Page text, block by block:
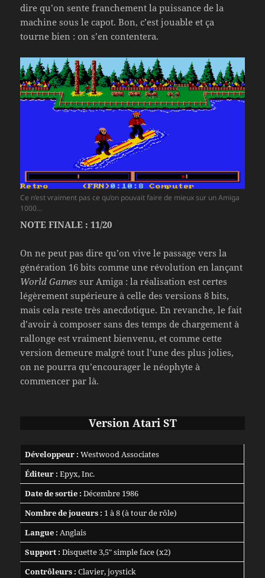
dire qu’on sente franchement la puissance de la
machine sous le capot. Bon, c’est jouable et ça
tourne bien : on s’en contentera.
Ce n’est vraiment pas ce qu’on pouvait faire de mieux sur un Amiga
1000…
NOTE FINALE : 11/20
On ne peut pas dire qu’on vive le passage vers la
génération 16 bits comme une révolution en lançant
World Games sur Amiga : la réalisation est certes
légèrement supérieure à celle des versions 8 bits,
mais cela reste très anecdotique. En revanche, le fait
d’avoir à composer sans des temps de chargement à
rallonge est vraiment bienvenu, et comme cette
version demeure malgré tout l’une des plus jolies,
on ne pourra qu’encourager le néophyte à
commencer par là.
Version Atari ST
Développeur : Westwood Associates
Éditeur : Epyx, Inc.
Date de sortie : Décembre 1986
Nombre de joueurs : 1 à 8 (à tour de rôle)
Langue : Anglais
Support : Disquette 3,5″ simple face (x2)
Contrôleurs : Clavier, joystick